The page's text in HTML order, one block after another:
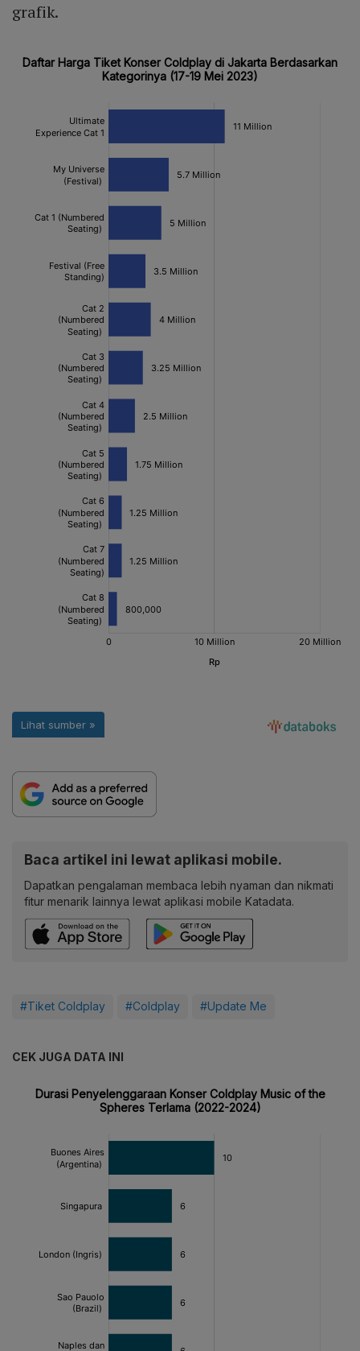
grafik.
Baca artikel ini lewat aplikasi mobile.
Dapatkan pengalaman membaca lebih nyaman dan nikmati
fitur menarik lainnya lewat aplikasi mobile Katadata.
#Tiket Coldplay #Coldplay #Update Me
CEK JUGA DATA INI